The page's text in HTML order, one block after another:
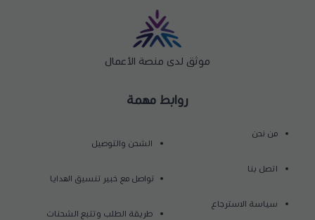
روابط مهمة
من نحن
اتصل بنا
سياسة الاسترجاع
الشحن والتوصيل
تواصل مع خبير تنسيق الهدايا
طريقة الطلب وتتبع الشحنات
موثق لدى منصة الأعمال